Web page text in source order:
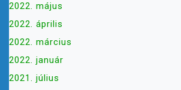
2022. május
2022. április
2022. március
2022. január
2021. július